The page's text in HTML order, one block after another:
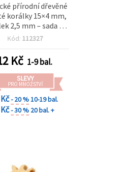
přírodní dřevěné
korálky 15×4 mm,
2,5 mm – sada 20
výrobu šperků a
Kód: 112327
Kč 1-9 bal.
SLEVY
PRO MNOŽSTVÍ
- 20 %10-19 bal.
- 30 % 20 bal. +